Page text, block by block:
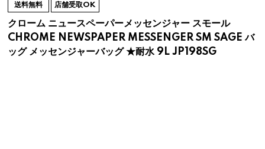
送料無料 店舗受取OK
クローム ニュースペーパーメッセンジャー スモール
CHROME NEWSPAPER MESSENGER SM SAGE バ
ッグ メッセンジャーバッグ ★耐水 9L JP198SG